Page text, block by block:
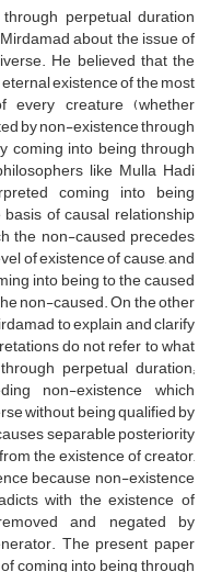
perpetual duration
about the issue of
He believed that the
existence of the most
every creature (whether
by non-existence through
coming into being through
like Mulla Hadi
coming into being
of causal relationship
the non-caused precedes
of existence of cause, and
into being to the caused
non-caused. On the other
to explain and clarify
do not refer to what
perpetual duration;
non-existence which
without being qualified by
separable posteriority
the existence of creator,
because non-existence
with the existence of
and negated by
The present paper
coming into being through